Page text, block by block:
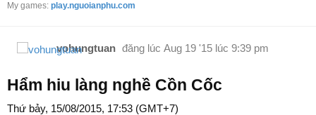
My games: play.nguoianphu.com
vohungtuan đăng lúc Aug 19 '15 lúc 9:39 pm
Hẩm hiu làng nghề Cồn Cốc
Thứ bảy, 15/08/2015, 17:53 (GMT+7)